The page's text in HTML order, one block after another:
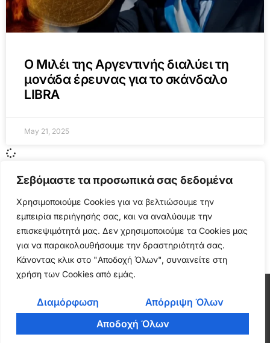
Σεβόμαστε τα προσωπικά σας δεδομένα
Χρησιμοποιούμε Cookies για να βελτιώσουμε την
εμπειρία περιήγησής σας, και να αναλύουμε την
επισκεψιμότητά μας. Δεν χρησιμοποιούμε τα Cookies μας
για να παρακολουθήσουμε την δραστηριότητά σας.
Κάνοντας κλικ στο "Αποδοχή Όλων", συναινείτε στη
χρήση των Cookies από εμάς.
Διαμόρφωση
Απόρριψη Όλων
Αποδοχή Όλων
Ο Μιλέι της Αργεντινής διαλύει τη
μονάδα έρευνας για το σκάνδαλο
LIBRA
May 21, 2025